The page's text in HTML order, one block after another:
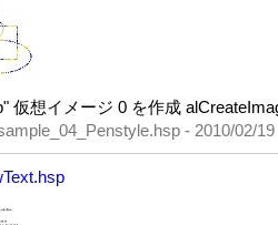
仮想イメージ 0 を作成
- 2010/02/19